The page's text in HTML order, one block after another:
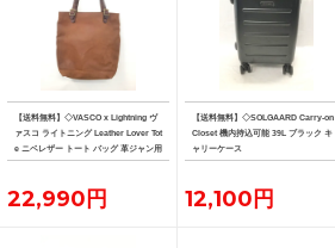
【送料無料】◇VASCO x Lightning ヴ
ァスコ ライトニング Leather Lover Tot
e ニベレザー トート バッグ 革ジャン用
トート
22,990円
【送料無料】◇SOLGAARD Carry-on
Closet 機内持込可能 39L ブラック キ
ャリーケース
12,100円